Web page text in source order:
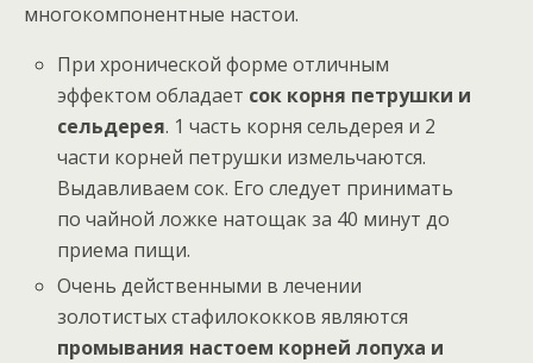
многокомпонентные настои.
При хронической форме отличным
эффектом обладает сок корня петрушки и
сельдерея. 1 часть корня сельдерея и 2
части корней петрушки измельчаются.
Выдавливаем сок. Его следует принимать
по чайной ложке натощак за 40 минут до
приема пищи.
Очень действенными в лечении
золотистых стафилококков являются
промывания настоем корней лопуха и